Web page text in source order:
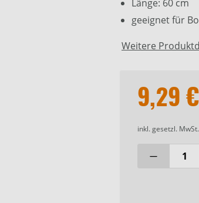
Länge: 60 cm
geeignet für
Weitere
9,29 €
inkl. gesetzl. MwSt.